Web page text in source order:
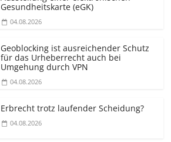
Gesundheitskarte (eGK)
04.08.2026
Geoblocking ist ausreichender Schutz
für das Urheberrecht auch bei
Umgehung durch VPN
04.08.2026
Erbrecht trotz laufender Scheidung?
04.08.2026